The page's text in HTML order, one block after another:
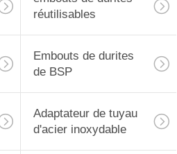
réutilisables
Embouts de durites
de BSP
Adaptateur de tuyau
d'acier inoxydable